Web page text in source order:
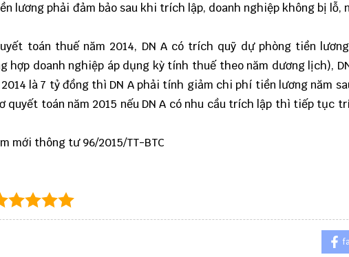
lương phải đảm bảo sau khi trích lập, doanh nghiệp không bị lỗ,
toán thuế năm 2014, DN A có trích quỹ dự phòng tiền
hợp doanh nghiệp áp dụng kỳ tính thuế theo năm dương lịch),
là 7 tỷ đồng thì DN A phải tính giảm chi phí tiền lương năm
quyết toán năm 2015 nếu DN A có nhu cầu trích lập thì tiếp tục
mới thông tư 96/2015/TT-BTC